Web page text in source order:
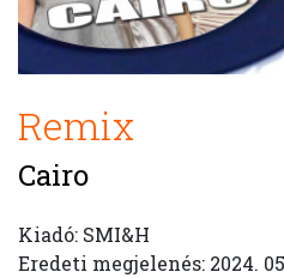
Remix
Cairo
Kiadó: SMI&H
Eredeti megjelenés: 2024.